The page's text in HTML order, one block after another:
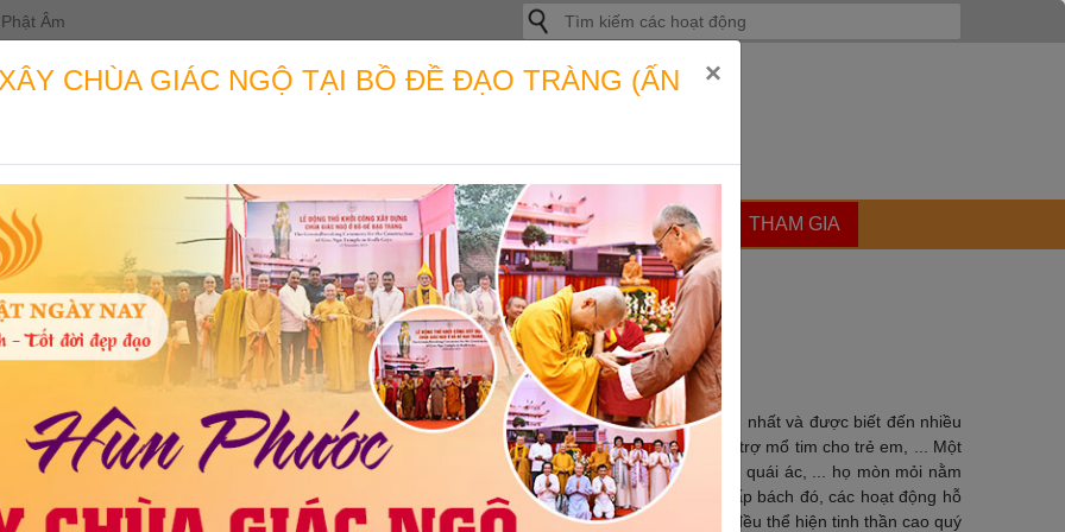
Phật Âm
Tìm
kiếm
ĐỘNG THỈNH KINH SÁCH TIN TỨC HỌC PHẬT GÓC CHIA SẺ THAM GIA
HỖ TRỢ Y TẾ
phục vụ cộng đồng của Quỹ Đạo Phật Ngày Nay. Trong đó, chương trình mang ý nghĩa lớn nhất và được biết đến nhiều
nhân đạo; hiến mô, tạng cứu người và hiến xác cho khoa học; chung tay vì người bệnh; hỗ trợ mổ tim cho trẻ em, ... Một
hàng giờ! Hàng ngàn bệnh nhân trên cả nước đang chịu đựng đau đớn bởi những căn bệnh quái ác, ... họ mòn mỏi nằm
ghép, ... hoặc đang chịu đựng đau khổ bởi không có kinh phí chữa trị, ... Trước thực trạng cấp bách đó, các hoạt động hỗ
thật sự vô cùng quý giá! Mỗi một chương trình nằm trong chuỗi các hoạt động về hỗ trợ y tế đều thể hiện tinh thần cao quý
CHÙA GIÁC NGỘ TẠI BỒ ĐỀ ĐẠO TRÀNG (ẤN
×